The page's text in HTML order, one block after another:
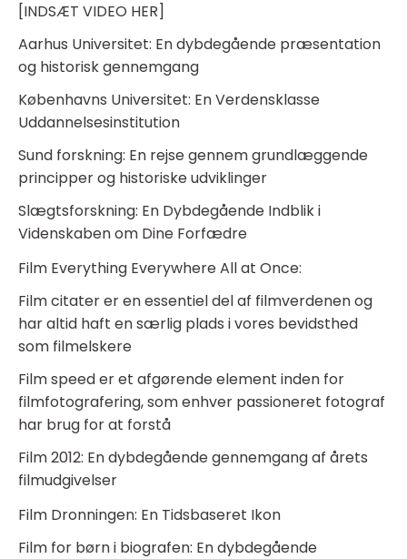
[INDSÆT VIDEO HER]
Aarhus Universitet: En dybdegående præsentation
og historisk gennemgang
Københavns Universitet: En Verdensklasse
Uddannelsesinstitution
Sund forskning: En rejse gennem grundlæggende
principper og historiske udviklinger
Slægtsforskning: En Dybdegående Indblik i
Videnskaben om Dine Forfædre
Film Everything Everywhere All at Once:
Film citater er en essentiel del af filmverdenen og
har altid haft en særlig plads i vores bevidsthed
som filmelskere
Film speed er et afgørende element inden for
filmfotografering, som enhver passioneret fotograf
har brug for at forstå
Film 2012: En dybdegående gennemgang af årets
filmudgivelser
Film Dronningen: En Tidsbaseret Ikon
Film for børn i biografen: En dybdegående